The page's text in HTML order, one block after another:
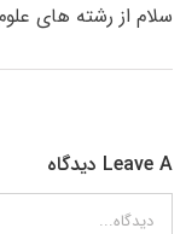
سلام از رشته های
Leave A دیدگاه
دیدگاه